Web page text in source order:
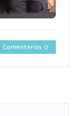
Comentarios 0